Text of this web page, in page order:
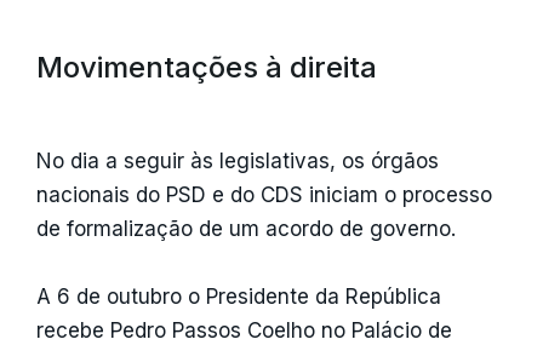
Movimentações à direita
No dia a seguir às legislativas, os órgãos
nacionais do PSD e do CDS iniciam o processo
de formalização de um acordo de governo.
A 6 de outubro o Presidente da República
recebe Pedro Passos Coelho no Palácio de